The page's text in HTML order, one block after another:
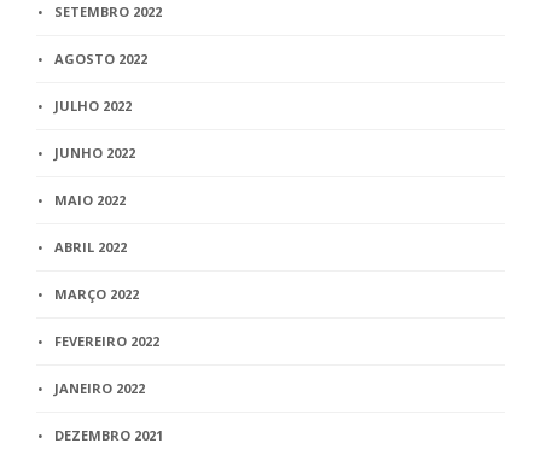
SETEMBRO 2022
AGOSTO 2022
JULHO 2022
JUNHO 2022
MAIO 2022
ABRIL 2022
MARÇO 2022
FEVEREIRO 2022
JANEIRO 2022
DEZEMBRO 2021